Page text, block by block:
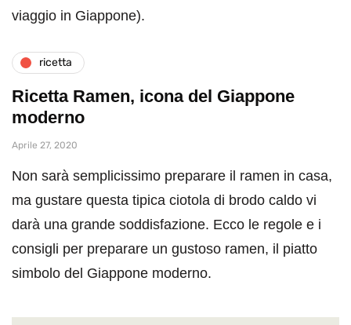
viaggio in Giappone).
ricetta
Ricetta Ramen, icona del Giappone
moderno
Aprile 27, 2020
Non sarà semplicissimo preparare il ramen in casa,
ma gustare questa tipica ciotola di brodo caldo vi
darà una grande soddisfazione. Ecco le regole e i
consigli per preparare un gustoso ramen, il piatto
simbolo del Giappone moderno.